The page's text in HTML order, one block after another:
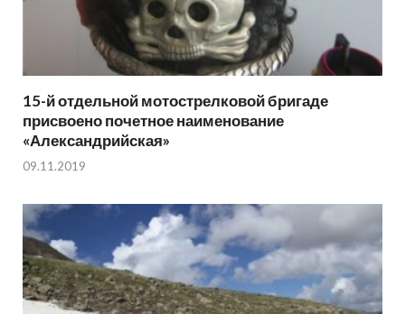
15-й отдельной мотострелковой бригаде
присвоено почетное наименование
«Александрийская»
09.11.2019